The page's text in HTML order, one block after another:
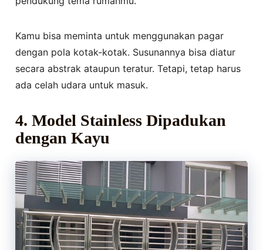
Kamu bisa meminta untuk menggunakan pagar
dengan pola kotak-kotak. Susunannya bisa diatur
secara abstrak ataupun teratur. Tetapi, tetap harus
ada celah udara untuk masuk.
4. Model Stainless Dipadukan
dengan Kayu